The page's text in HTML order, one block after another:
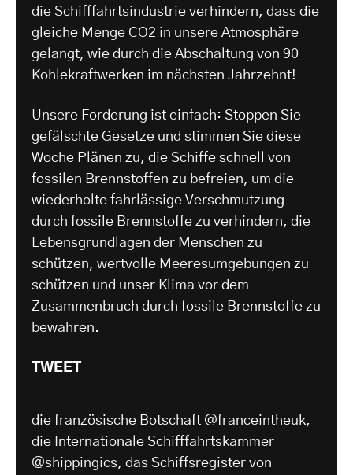
die Schifffahrtsindustrie verhindern, dass die
gleiche Menge CO2 in unsere Atmosphäre
gelangt, wie durch die Abschaltung von 90
Kohlekraftwerken im nächsten Jahrzehnt!
Unsere Forderung ist einfach: Stoppen Sie
gefälschte Gesetze und stimmen Sie diese
Woche Plänen zu, die Schiffe schnell von
fossilen Brennstoffen zu befreien, um die
wiederholte fahrlässige Verschmutzung
durch fossile Brennstoffe zu verhindern, die
Lebensgrundlagen der Menschen zu
schützen, wertvolle Meeresumgebungen zu
schützen und unser Klima vor dem
Zusammenbruch durch fossile Brennstoffe zu
bewahren.
TWEET
die französische Botschaft @franceintheuk,
die Internationale Schifffahrtskammer
@shippingics, das Schiffsregister von